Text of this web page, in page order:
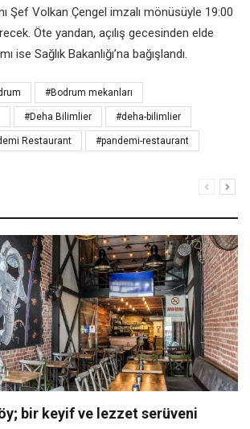
Şef Volkan Çengel imzalı mönüsüyle 19:00
Öte yandan, açılış gecesinden elde
ise Sağlık Bakanlığı’na bağışlandı.
#Bodrum mekanları
#Deha Bilimlier #deha-bilimlier
Restaurant #pandemi-restaurant
bir keyif ve lezzet serüveni